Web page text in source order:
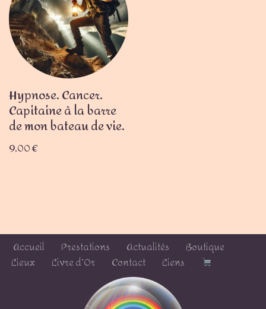
Hypnose. Cancer.
Capitaine à la barre
de mon bateau de vie.
9,00€
Accueil Prestations Actualités
Boutique
Lieux
Livre d’Or Contact Liens